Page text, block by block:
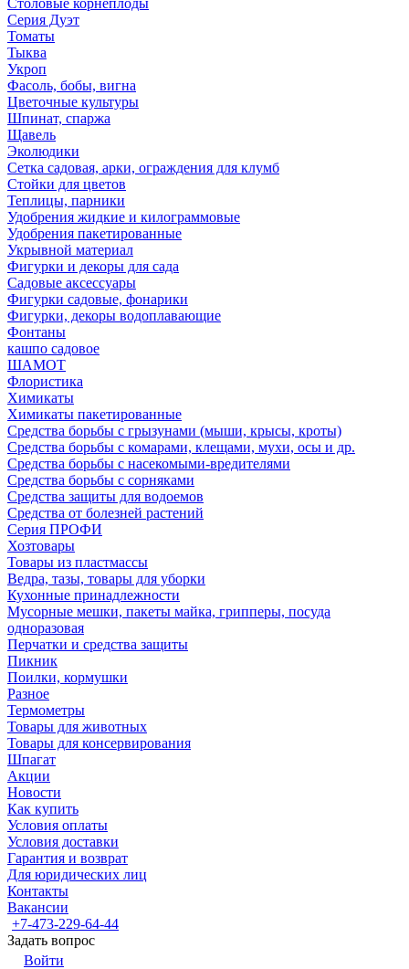
Столовые корнеплоды
Серия Дуэт
Томаты
Тыква
Укроп
Фасоль, бобы, вигна
Цветочные культуры
Шпинат, спаржа
Щавель
Эколюдики
Сетка садовая, арки, ограждения для клумб
Стойки для цветов
Теплицы, парники
Удобрения жидкие и килограммовые
Удобрения пакетированные
Укрывной материал
Фигурки и декоры для сада
Садовые аксессуары
Фигурки садовые, фонарики
Фигурки, декоры водоплавающие
Фонтаны
кашпо садовое
ШАМОТ
Флористика
Химикаты
Химикаты пакетированные
Средства борьбы с грызунами (мыши, крысы, кроты)
Средства борьбы с комарами, клещами, мухи, осы и др.
Средства борьбы с насекомыми-вредителями
Средства борьбы с сорняками
Средства защиты для водоемов
Средства от болезней растений
Серия ПРОФИ
Хозтовары
Товары из пластмассы
Ведра, тазы, товары для уборки
Кухонные принадлежности
Мусорные мешки, пакеты майка, грипперы, посуда
одноразовая
Перчатки и средства защиты
Пикник
Поилки, кормушки
Разное
Термометры
Товары для животных
Товары для консервирования
Шпагат
Акции
Новости
Как купить
Условия оплаты
Условия доставки
Гарантия и возврат
Для юридических лиц
Контакты
Вакансии
+7-473-229-64-44
Задать вопрос
Войти